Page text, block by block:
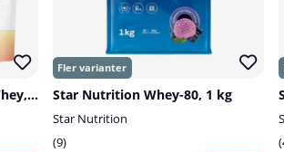
2 x SOLID Nutrition Clear Whey, 300 g Star Nutrition Whey-80, 1 kg
Star Nutrition
9